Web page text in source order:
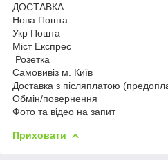
ДОСТАВКА
Нова Пошта
Укр Пошта
Міст Експрес
Розетка
Самовивіз м. Київ
Доставка з післяплатою
Обмін/повернення
Фото та відео на запит
Приховати